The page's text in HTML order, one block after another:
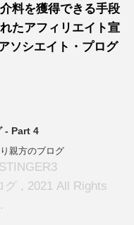
料を獲得できる手段
たアフィリエイト宣
ソシエイト・プログ
- Part 4
親方のブログ
, 2021 All Rights